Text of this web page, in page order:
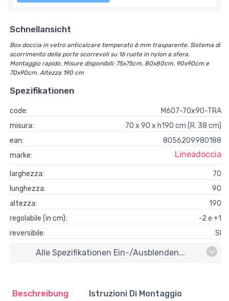
Schnellansicht
Box doccia in vetro anticalcare temperato 6 mm trasparente. Sistema di
scorrimento della porte scorrevoli su 16 ruote in nylon a sfera.
Montaggio rapido. Misure disponibili: 75x75cm, 80x80cm, 90x90cm e
70x90cm. Altezza 190 cm
Spezifikationen
code:
M607-70x90-TRA
misura:
70 x 90 x h190 cm (R. 38 cm)
ean:
8056209980188
marke:
Lineadoccia
larghezza:
70
lunghezza:
90
altezza:
190
regolabile (in cm):
-2 e +1
reversibile:
SI
Alle Spezifikationen Ein-/ausblenden...
Beschreibung Istruzioni Di Montaggio